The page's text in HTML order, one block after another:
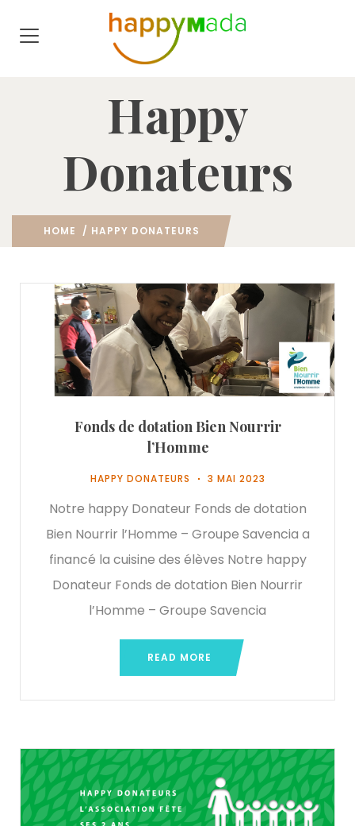
Happy
Donateurs
HOME / HAPPY DONATEURS
Fonds de dotation Bien Nourrir
l’Homme
HAPPY DONATEURS 3 MAI 2023
Notre happy Donateur Fonds de dotation
Bien Nourrir l’Homme – Groupe Savencia a
financé la cuisine des élèves Notre happy
Donateur Fonds de dotation Bien Nourrir
l’Homme – Groupe Savencia
READ MORE